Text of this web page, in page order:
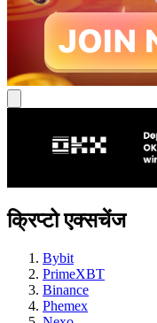
क्रिप्टो एक्सचेंज
Bybit
PrimeXBT
Binance
Phemex